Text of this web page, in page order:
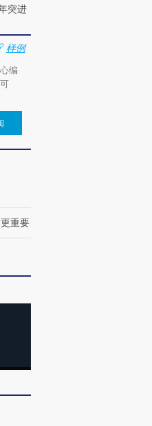
突进
样例
编
重要